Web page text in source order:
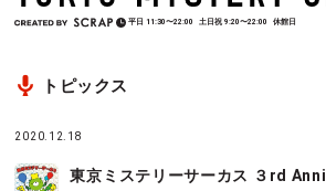
平日 11:30〜22:00 土日祝 9:20〜22:00 休館日
トピックス
2020.12.18
東京ミステリーサーカス ３rd